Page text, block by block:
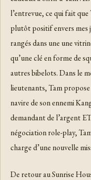
l’entrevue, ce qui fait
plutôt positif envers mes
rangés dans une une
qu’une clé en forme de
autres bibelots. Dans le
lieutenants, Tam
navire de son ennemi
demandant de l’argent
négociation role-play,
charge d’une nouvelle
De retour au Sunrise